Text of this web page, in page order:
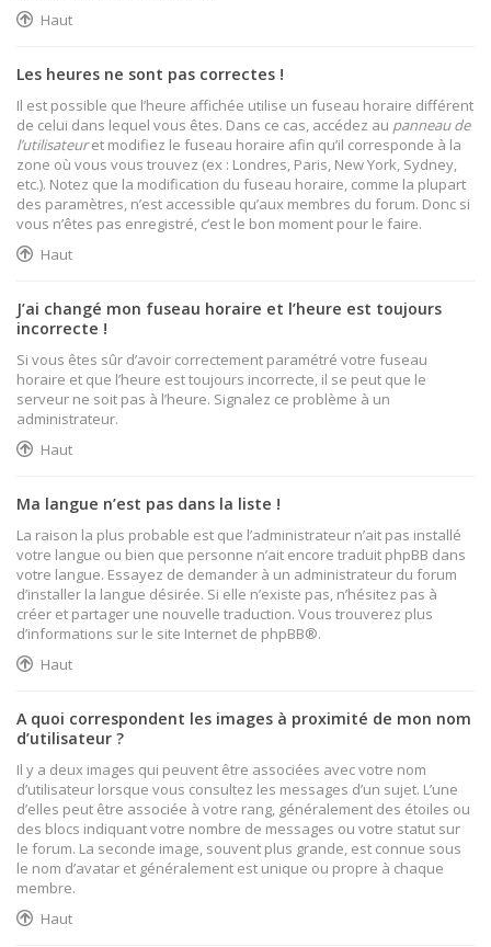
Haut
Les heures ne sont pas correctes !
Il est possible que l’heure affichée utilise un fuseau horaire différent
de celui dans lequel vous êtes. Dans ce cas, accédez au panneau de
l’utilisateuret modifiez le fuseau horaire afin qu’il corresponde à la
zone où vous vous trouvez (ex : Londres, Paris, New York, Sydney,
etc.). Notez que la modification du fuseau horaire, comme la plupart
des paramètres, n’est accessible qu’aux membres du forum. Donc si
vous n’êtes pas enregistré, c’est le bon moment pour le faire.
Haut
J’ai changé mon fuseau horaire et l’heure est toujours
incorrecte !
Si vous êtes sûr d’avoir correctement paramétré votre fuseau
horaire et que l’heure est toujours incorrecte, il se peut que le
serveur ne soit pas à l’heure. Signalez ce problème à un
administrateur.
Haut
Ma langue n’est pas dans la liste !
La raison la plus probable est que l’administrateur n’ait pas installé
votre langue ou bien que personne n’ait encore traduit phpBB dans
votre langue. Essayez de demander à un administrateur du forum
d’installer la langue désirée. Si elle n’existe pas, n’hésitez pas à
créer et partager une nouvelle traduction. Vous trouverez plus
d’informations sur le site Internet de phpBB®.
Haut
A quoi correspondent les images à proximité de mon nom
d’utilisateur ?
Il y a deux images qui peuvent être associées avec votre nom
d’utilisateur lorsque vous consultez les messages d’un sujet. L’une
d’elles peut être associée à votre rang, généralement des étoiles ou
des blocs indiquant votre nombre de messages ou votre statut sur
le forum. La seconde image, souvent plus grande, est connue sous
le nom d’avatar et généralement est unique ou propre à chaque
membre.
Haut